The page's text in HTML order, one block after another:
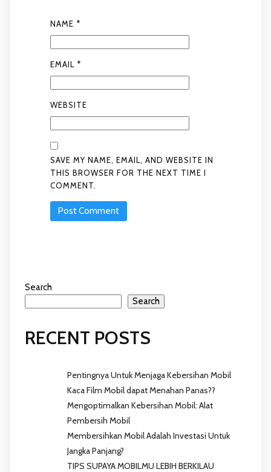
NAME *
EMAIL *
WEBSITE
SAVE MY NAME, EMAIL, AND WEBSITE IN
THIS BROWSER FOR THE NEXT TIME I
COMMENT.
Search
Search
RECENT POSTS
Pentingnya Untuk Menjaga Kebersihan Mobil
Kaca Film Mobil dapat Menahan Panas??
Mengoptimalkan Kebersihan Mobil: Alat
Pembersih Mobil
Membersihkan Mobil Adalah Investasi Untuk
Jangka Panjang?
TIPS SUPAYA MOBILMU LEBIH BERKILAU